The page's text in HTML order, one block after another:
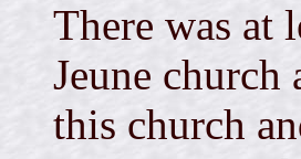
There was at
Jeune
this church